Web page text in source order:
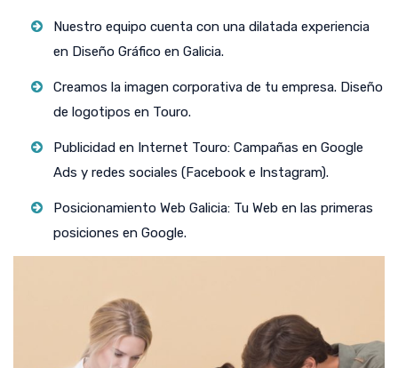
Nuestro equipo cuenta con una dilatada experiencia
en Diseño Gráfico en Galicia.
Creamos la imagen corporativa de tu empresa. Diseño
de logotipos en Touro.
Publicidad en Internet Touro: Campañas en Google
Ads y redes sociales (Facebook e Instagram).
Posicionamiento Web Galicia: Tu Web en las primeras
posiciones en Google.